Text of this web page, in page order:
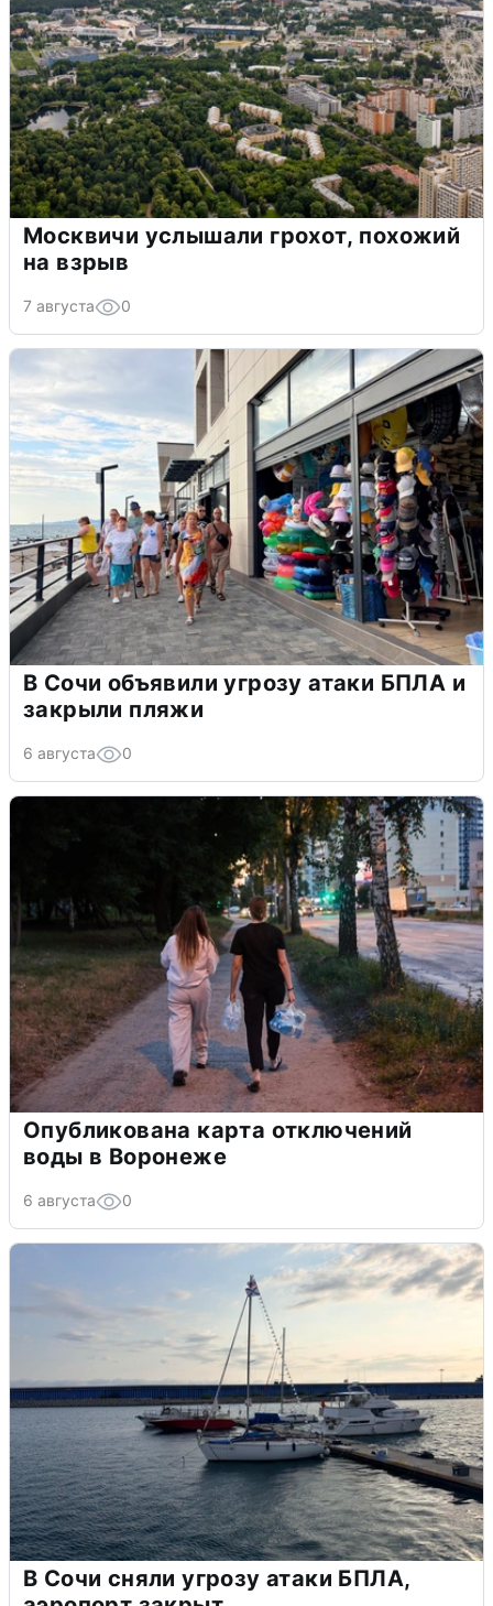
Москвичи услышали грохот, похожий
на взрыв
7 августа 0
В Сочи объявили угрозу атаки БПЛА и
закрыли пляжи
6 августа 0
Опубликована карта отключений
воды в Воронеже
6 августа 0
В Сочи сняли угрозу атаки БПЛА,